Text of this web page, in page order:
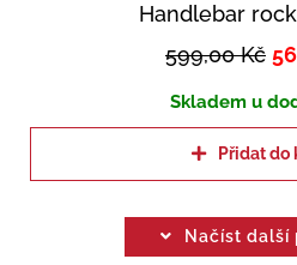
Handlebar
599,00Kč
Skladem u
Přidat do
Načíst další